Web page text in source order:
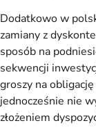
Dodatkowo w
zamiany z
sposób na
sekwencji
groszy na
jednocześnie nie
złożeniem